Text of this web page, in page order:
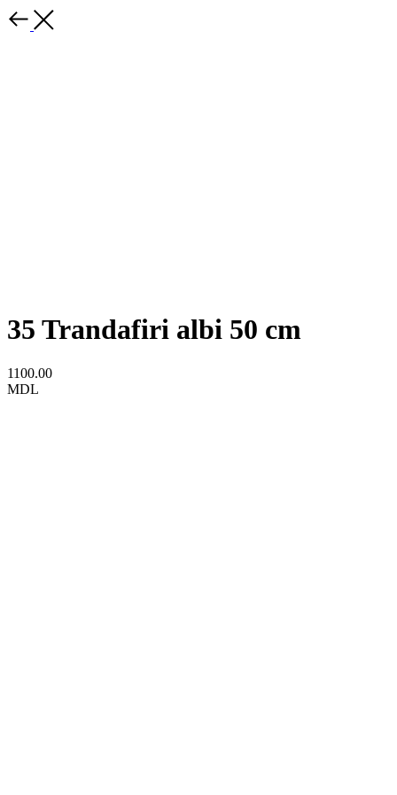
35 Trandafiri albi 50 cm
1100.00
MDL